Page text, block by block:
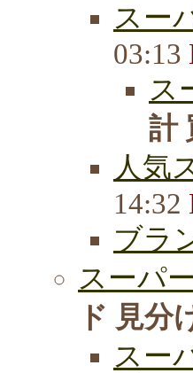
スー
03:13
ス
計
人気
14:32
ブラ
スーパ
ド 見分
スー